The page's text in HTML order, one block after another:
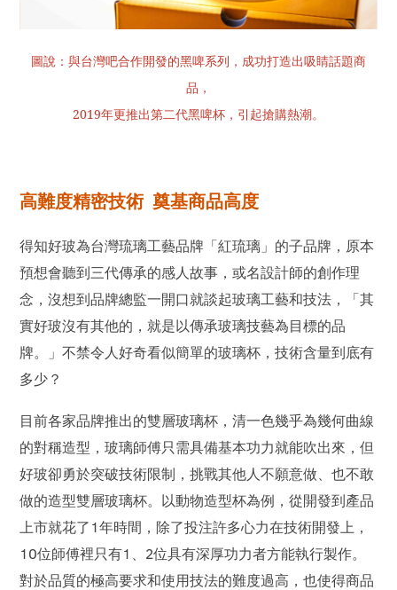
圖說：與台灣吧合作開發的黑啤系列，成功打造出吸睛話題商
品，
2019年更推出第二代黑啤杯，引起搶購熱潮。
高難度精密技術 奠基商品高度
得知好玻為台灣琉璃工藝品牌「紅琉璃」的子品牌，原本
預想會聽到三代傳承的感人故事，或名設計師的創作理
念，沒想到品牌總監一開口就談起玻璃工藝和技法，「其
實好玻沒有其他的，就是以傳承玻璃技藝為目標的品
牌。」不禁令人好奇看似簡單的玻璃杯，技術含量到底有
多少？
目前各家品牌推出的雙層玻璃杯，清一色幾乎為幾何曲線
的對稱造型，玻璃師傅只需具備基本功力就能吹出來，但
好玻卻勇於突破技術限制，挑戰其他人不願意做、也不敢
做的造型雙層玻璃杯。以動物造型杯為例，從開發到產品
上市就花了1年時間，除了投注許多心力在技術開發上，
10位師傅裡只有1、2位具有深厚功力者方能執行製作。
對於品質的極高要求和使用技法的難度過高，也使得商品